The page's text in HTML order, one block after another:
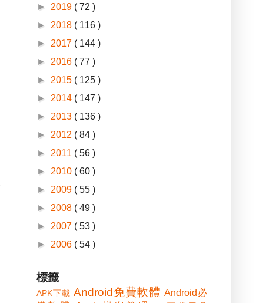
► 2019 ( 72 )
► 2018 ( 116 )
► 2017 ( 144 )
► 2016 ( 77 )
► 2015 ( 125 )
► 2014 ( 147 )
► 2013 ( 136 )
► 2012 ( 84 )
► 2011 ( 56 )
► 2010 ( 60 )
► 2009 ( 55 )
► 2008 ( 49 )
► 2007 ( 53 )
► 2006 ( 54 )
標籤
APK下載 Android免費軟體 Android必